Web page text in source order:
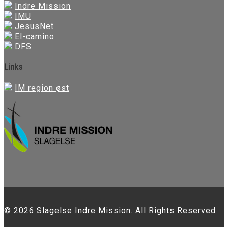
Indre Mission
IMU
JesusNet
El-camino
DFS
Links
IM region øst
© 2026 Slagelse Indre Mission. All Rights Reserved